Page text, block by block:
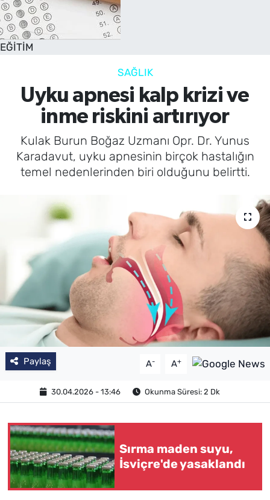
EĞİTİM
SAĞLIK
Uyku apnesi kalp krizi ve
inme riskini artırıyor
Kulak Burun Boğaz Uzmanı Opr. Dr. Yunus
Karadavut, uyku apnesinin birçok hastalığın
temel nedenlerinden biri olduğunu belirtti.
Paylaş A- A+
30.04.2026 - 13:46 Okunma Süresi: 2 Dk
Sırma maden suyu,
İsviçre'de yasaklandı